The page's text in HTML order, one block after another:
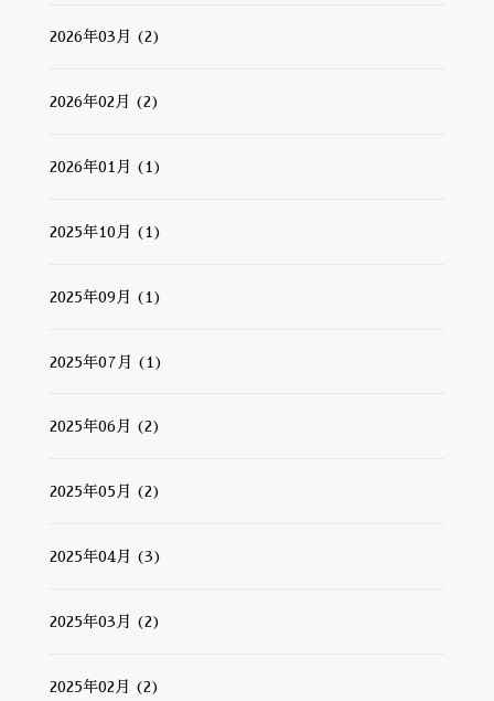
2026年03月 (2)
2026年02月 (2)
2026年01月 (1)
2025年10月 (1)
2025年09月 (1)
2025年07月 (1)
2025年06月 (2)
2025年05月 (2)
2025年04月 (3)
2025年03月 (2)
2025年02月 (2)